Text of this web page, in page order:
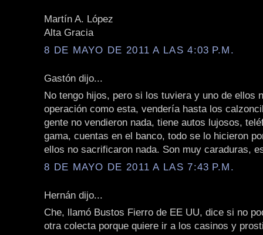
Martín A. López
Alta Gracia
8 DE MAYO DE 2011 A LAS 4:03 P.M.
Gastón dijo...
No tengo hijos, pero si los tuviera y uno de ellos
operación como esta, vendería hasta los
gente no vendieron nada, tiene autos lujosos,
gama, cuentas en el banco, todo se lo hicieron
ellos no sacrificaron nada. Son muy caraduras,
8 DE MAYO DE 2011 A LAS 7:43 P.M.
Hernán dijo...
Che, llamó Bustos Fierro de EE UU, dice si no
otra colecta porque quiere ir a los casinos y